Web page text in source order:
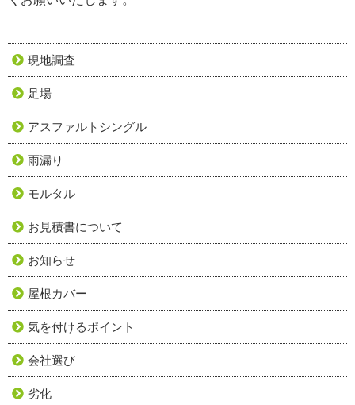
現地調査
足場
アスファルトシングル
雨漏り
モルタル
お見積書について
お知らせ
屋根カバー
気を付けるポイント
会社選び
劣化